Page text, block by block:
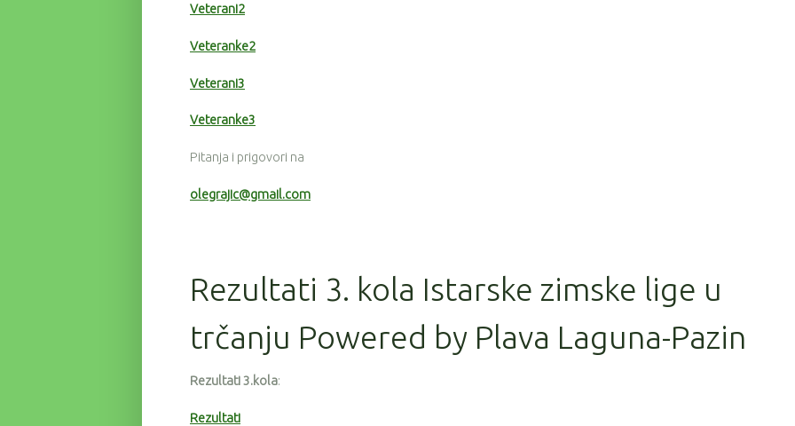
Veterani2
Veteranke2
Veterani3
Veteranke3
Pitanja i prigovori na
olegrajic@gmail.com
Rezultati 3. kola Istarske zimske lige u
trčanju Powered by Plava Laguna-Pazin
Rezultati 3.kola:
Rezultati